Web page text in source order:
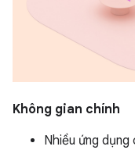
Không gian chính
Nhiều ứng